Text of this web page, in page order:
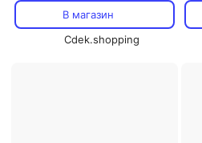
В магазин
Cdek.shopping